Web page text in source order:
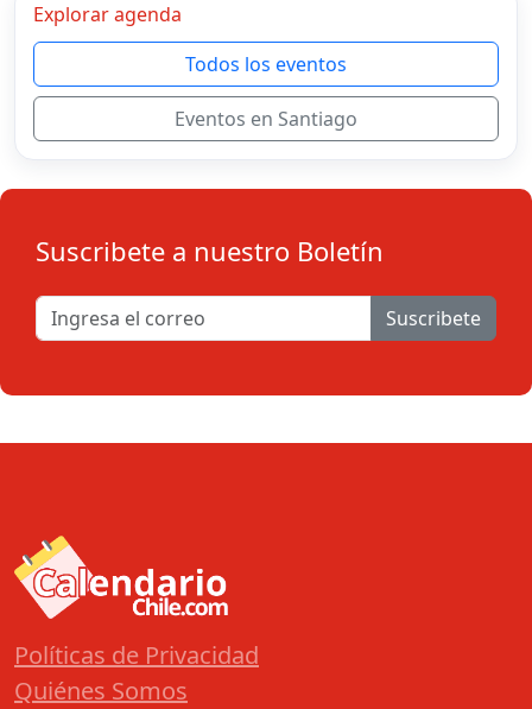
Explorar agenda
Todos los eventos
Eventos en Santiago
Suscribete a nuestro Boletín
Suscribete
Políticas de Privacidad
Quiénes Somos